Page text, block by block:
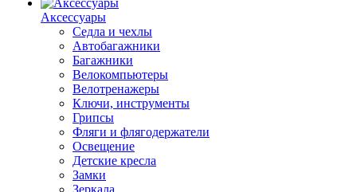
Аксессуары
Седла и чехлы
Автобагажники
Багажники
Велокомпьютеры
Велотренажеры
Ключи, инструменты
Грипсы
Фляги и флягодержатели
Освещение
Детские кресла
Замки
Зеркала